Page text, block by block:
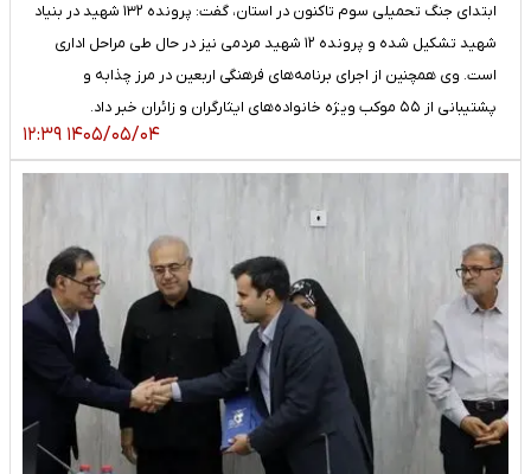
ابتدای جنگ تحمیلی سوم تاکنون در استان، گفت: پرونده ۱۳۲ شهید در بنیاد
شهید تشکیل شده و پرونده ۱۲ شهید مردمی نیز در حال طی مراحل اداری
است. وی همچنین از اجرای برنامه‌های فرهنگی اربعین در مرز چذابه و
پشتیبانی از ۵۵ موکب ویژه خانواده‌های ایثارگران و زائران خبر داد.
۱۴۰۵/۰۵/۰۴ ۱۲:۳۹